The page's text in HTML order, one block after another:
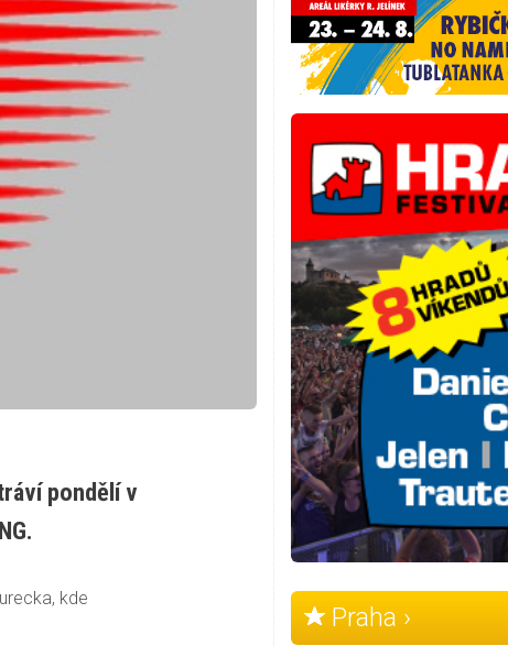
pondělí v
kde
Praha ›